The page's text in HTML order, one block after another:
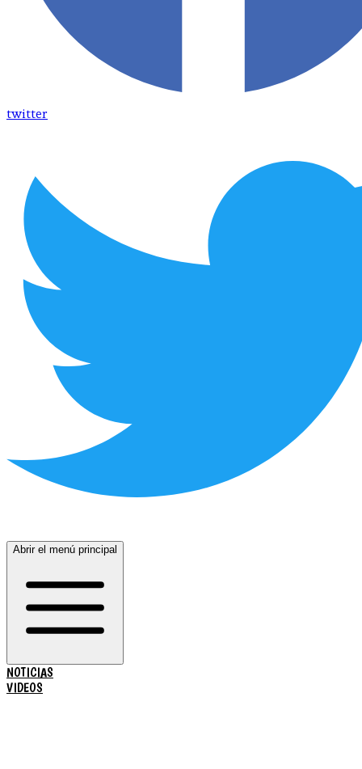
twitter
Abrir el menú principal
NOTICIAS
VIDEOS